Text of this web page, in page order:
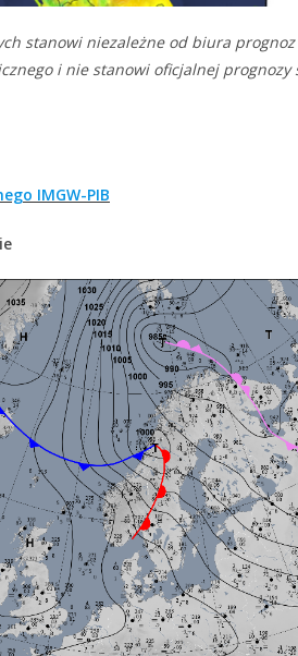
stanowi niezależne od biura
i nie stanowi oficjalnej prognozy
IMGW-PIB